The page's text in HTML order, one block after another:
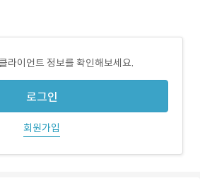
라이언트 정보를 확인해보세요.
로그인
회원가입